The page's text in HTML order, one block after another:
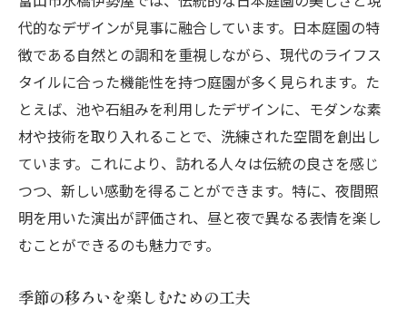
代的なデザインが見事に融合しています。日本庭園の特
徴である自然との調和を重視しながら、現代のライフス
タイルに合った機能性を持つ庭園が多く見られます。た
とえば、池や石組みを利用したデザインに、モダンな素
材や技術を取り入れることで、洗練された空間を創出し
ています。これにより、訪れる人々は伝統の良さを感じ
つつ、新しい感動を得ることができます。特に、夜間照
明を用いた演出が評価され、昼と夜で異なる表情を楽し
むことができるのも魅力です。
季節の移ろいを楽しむための工夫